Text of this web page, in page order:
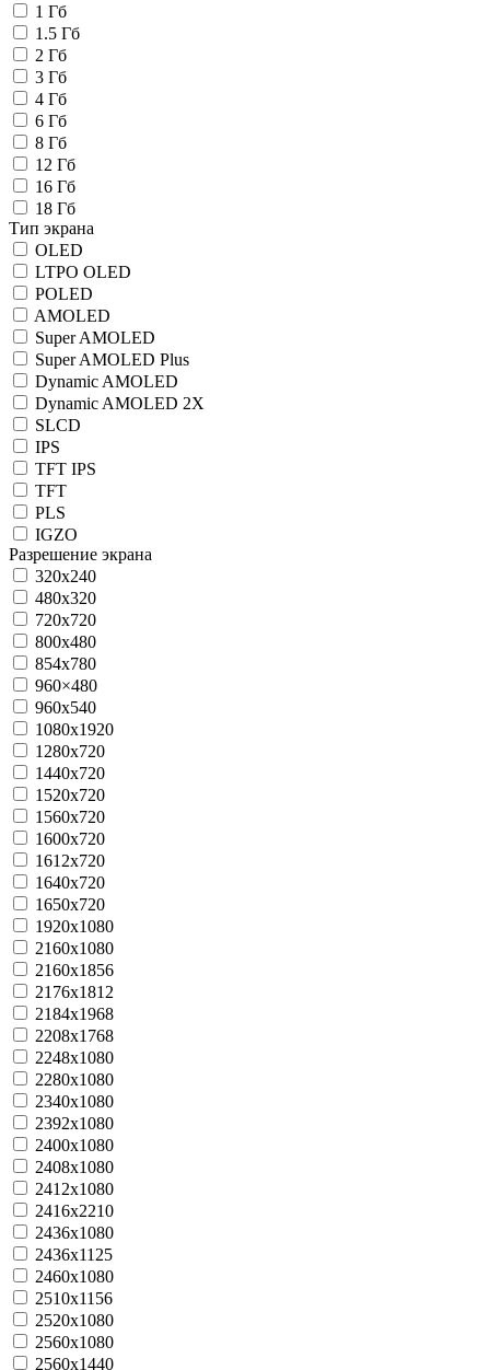
1 Гб
1.5 Гб
2 Гб
3 Гб
4 Гб
6 Гб
8 Гб
12 Гб
16 Гб
18 Гб
Тип экрана
OLED
LTPO OLED
POLED
AMOLED
Super AMOLED
Super AMOLED Plus
Dynamic AMOLED
Dynamic AMOLED 2X
SLCD
IPS
TFT IPS
TFT
PLS
IGZO
Разрешение экрана
320x240
480x320
720x720
800x480
854x780
960×480
960x540
1080x1920
1280x720
1440х720
1520x720
1560x720
1600x720
1612x720
1640x720
1650x720
1920х1080
2160x1080
2160x1856
2176x1812
2184x1968
2208x1768
2248x1080
2280x1080
2340x1080
2392x1080
2400x1080
2408x1080
2412x1080
2416x2210
2436x1080
2436x1125
2460x1080
2510x1156
2520x1080
2560x1080
2560x1440